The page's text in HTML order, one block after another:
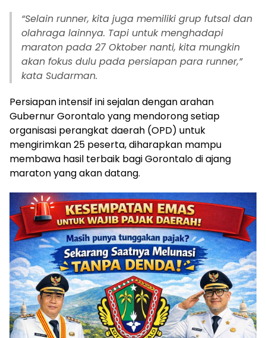
“Selain runner, kita juga memiliki grup futsal dan
olahraga lainnya. Tapi untuk menghadapi
maraton pada 27 Oktober nanti, kita mungkin
akan fokus dulu pada persiapan para runner,”
kata Sudarman.
Persiapan intensif ini sejalan dengan arahan
Gubernur Gorontalo yang mendorong setiap
organisasi perangkat daerah (OPD) untuk
mengirimkan 25 peserta, diharapkan mampu
membawa hasil terbaik bagi Gorontalo di ajang
maraton yang akan datang.